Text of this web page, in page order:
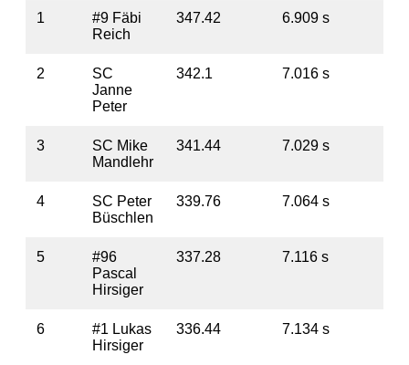
1
#9 Fäbi
Reich
347.42 6.909 s
2
SC
Janne
Peter
342.1 7.016 s
3
SC Mike
Mandlehr
341.44 7.029 s
4
SC Peter
Büschlen
339.76 7.064 s
5
#96
Pascal
Hirsiger
337.28 7.116 s
6
#1 Lukas
Hirsiger
336.44 7.134 s